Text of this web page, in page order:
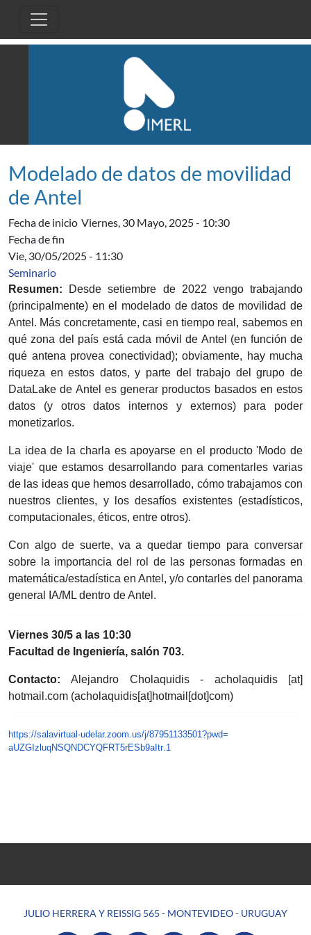
Modelado de datos de movilidad
de Antel
Fecha de inicio Viernes, 30 Mayo, 2025 - 10:30
Fecha de fin
Vie, 30/05/2025 - 11:30
Seminario
Resumen:
Desde setiembre de 2022 vengo trabajando
(principalmente) en el modelado de datos de movilidad de
Antel. Más concretamente, casi en tiempo real, sabemos en
qué zona del país está cada móvil de Antel (en función de
qué antena provea conectividad); obviamente, hay mucha
riqueza en estos datos, y parte del trabajo del grupo de
DataLake de Antel es generar productos basados en estos
datos (y otros datos internos y externos) para poder
monetizarlos.
La idea de la charla es apoyarse en el producto 'Modo de
viaje' que estamos desarrollando para comentarles varias
de las ideas que hemos desarrollado, cómo trabajamos con
nuestros clientes, y los desafíos existentes (estadísticos,
computacionales, éticos, entre otros).
Con algo de suerte, va a quedar tiempo para conversar
sobre la importancia del rol de las personas formadas en
matemática/estadística en Antel, y/o contarles del panorama
general IA/ML dentro de Antel.
Viernes 30/5 a las 10:30
Facultad de Ingeniería, salón 703.
Contacto:Alejandro Cholaquidis - acholaquidis[at]
hotmail.com (acholaquidis[at]hotmail[dot]com)
https://salavirtual-udelar.zoom.us/j/87951133501?pwd=
aUZGIzluqNSQNDCYQFRT5rESb9aItr.1
JULIO HERRERA Y REISSIG 565 - MONTEVIDEO - URUGUAY